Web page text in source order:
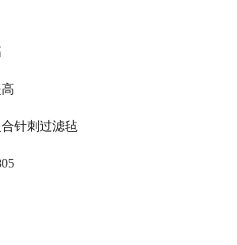
针刺过滤毡